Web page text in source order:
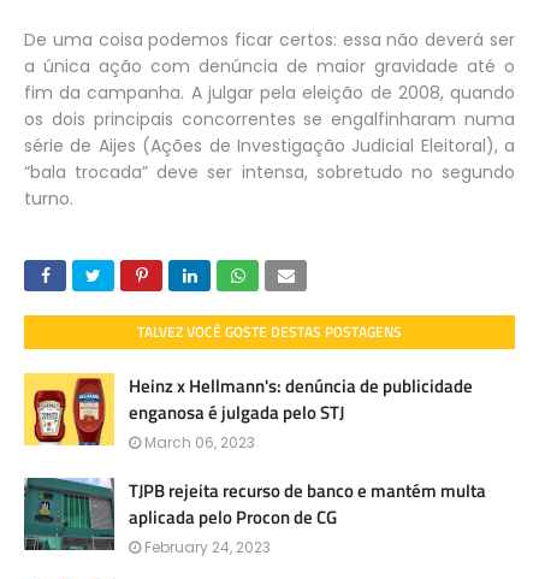
De uma coisa podemos ficar certos: essa não deverá ser
a única ação com denúncia de maior gravidade até o
fim da campanha. A julgar pela eleição de 2008, quando
os dois principais concorrentes se engalfinharam numa
série de Aijes (Ações de Investigação Judicial Eleitoral), a
“bala trocada” deve ser intensa, sobretudo no segundo
turno.
TALVEZ VOCÊ GOSTE DESTAS POSTAGENS
Heinz x Hellmann's: denúncia de publicidade
enganosa é julgada pelo STJ
March 06, 2023
TJPB rejeita recurso de banco e mantém multa
aplicada pelo Procon de CG
February 24, 2023